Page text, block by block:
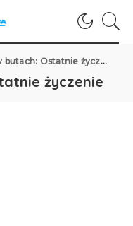
Ostatnie życzenie
życzenie